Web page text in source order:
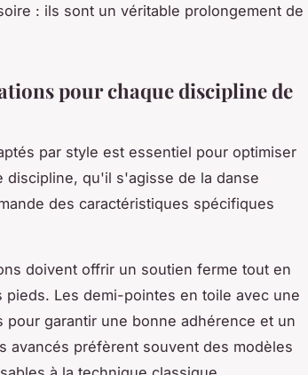
: ils sont un véritable prolongement de
pour chaque discipline de
par style est essentiel pour optimiser
discipline, qu'il s'agisse de la danse
des caractéristiques spécifiques
doivent offrir un soutien ferme tout en
Les demi-pointes en toile avec une
garantir une bonne adhérence et un
avancés préfèrent souvent des modèles